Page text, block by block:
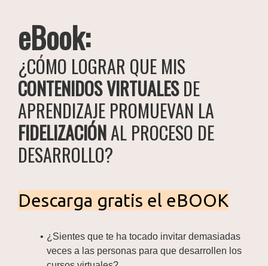
eBook:
¿CÓMO LOGRAR QUE MIS
CONTENIDOS VIRTUALESDE
APRENDIZAJE PROMUEVAN LA
FIDELIZACIÓNAL PROCESO DE
DESARROLLO?
Descarga gratis el eBOOK
¿Sientes que te ha tocado invitar demasiadas
veces a las personas para que desarrollen los